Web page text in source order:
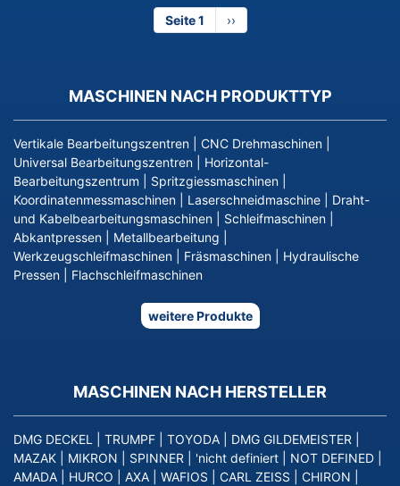
Seite 1
Nächste
Seite
››
MASCHINEN NACH PRODUKTTYP
Vertikale Bearbeitungszentren CNC Drehmaschinen
Universal Bearbeitungszentren
Horizontal-
Bearbeitungszentrum
Spritzgiessmaschinen
Koordinatenmessmaschinen
Laserschneidmaschine
Draht-
und Kabelbearbeitungsmaschinen
Schleifmaschinen
Abkantpressen
Metallbearbeitung
Werkzeugschleifmaschinen
Fräsmaschinen
Hydraulische
Pressen
Flachschleifmaschinen
weitere Produkte
MASCHINEN NACH HERSTELLER
DMG DECKEL TRUMPF TOYODA DMG GILDEMEISTER
MAZAK
MIKRON SPINNER 'nicht definiert NOT DEFINED
AMADA
HURCO AXA WAFIOS CARL ZEISS CHIRON